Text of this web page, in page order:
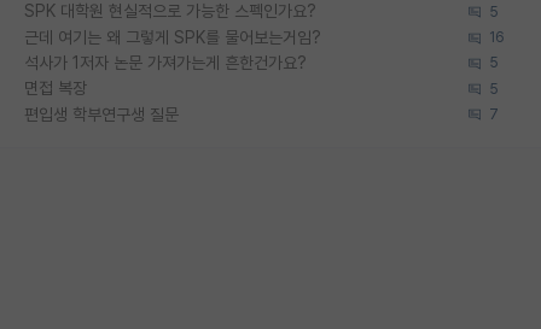
SPK 대학원 현실적으로 가능한 스펙인가요? 5
근데 여기는 왜 그렇게 SPK를 물어보는거임? 16
석사가 1저자 논문 가져가는게 흔한건가요? 5
면접 복장 5
편입생 학부연구생 질문 7